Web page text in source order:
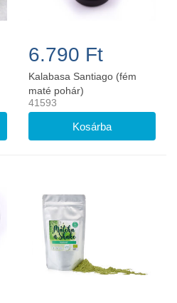
6.790 Ft
Kalabasa Santiago (fém
maté pohár)
41593